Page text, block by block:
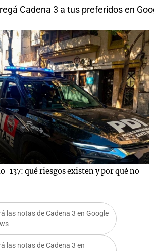
Cadena 3 a tus preferidos en
137: qué riesgos existen y por qué no
las notas de Cadena 3 en Google
las notas de Cadena 3 en